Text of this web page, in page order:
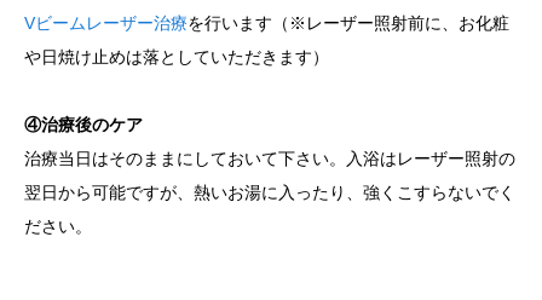
Vビームレーザー治療を行います（※レーザー照射前に、お化粧
や日焼け止めは落としていただきます）
④治療後のケア
治療当日はそのままにしておいて下さい。入浴はレーザー照射の
翌日から可能ですが、熱いお湯に入ったり、強くこすらないでく
ださい。